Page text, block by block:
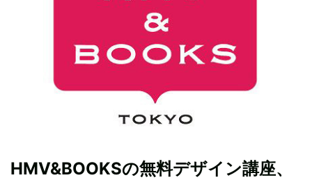
HMV&BOOKSの無料デザイン講座、